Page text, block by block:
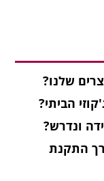
שלנו?
הביתי?
ונדרש?
התקנת